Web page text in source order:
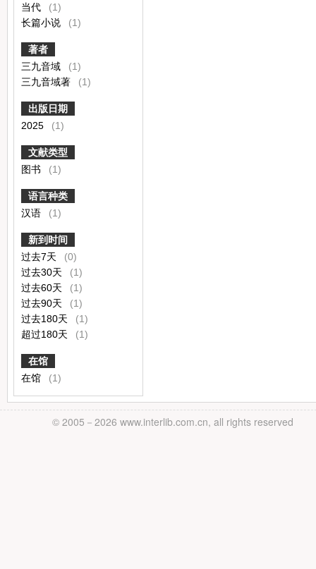
当代
(1)
长篇小说
(1)
著者
三九音域
(1)
三九音域著
(1)
出版日期
2025
(1)
文献类型
图书
(1)
语言种类
汉语
(1)
新到时间
过去7天
(0)
过去30天
(1)
过去60天
(1)
过去90天
(1)
过去180天
(1)
超过180天
(1)
在馆
在馆
(1)
© 2005－ 2026 www.interlib.com.cn, all rights reserved